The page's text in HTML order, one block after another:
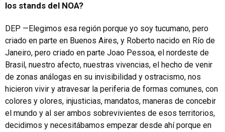
los stands del NOA?
DEP —Elegimos esa región porque yo soy tucumano, pero
criado en parte en Buenos Aires, y Roberto nacido en Río de
Janeiro, pero criado en parte Joao Pessoa, el nordeste de
Brasil, nuestro afecto, nuestras vivencias, el hecho de venir
de zonas análogas en su invisibilidad y ostracismo, nos
hicieron vivir y atravesar la periferia de formas comunes, con
colores y olores, injusticias, mandatos, maneras de concebir
el mundo y al ser ambos sobrevivientes de esos territorios,
decidimos y necesitábamos empezar desde ahí porque en